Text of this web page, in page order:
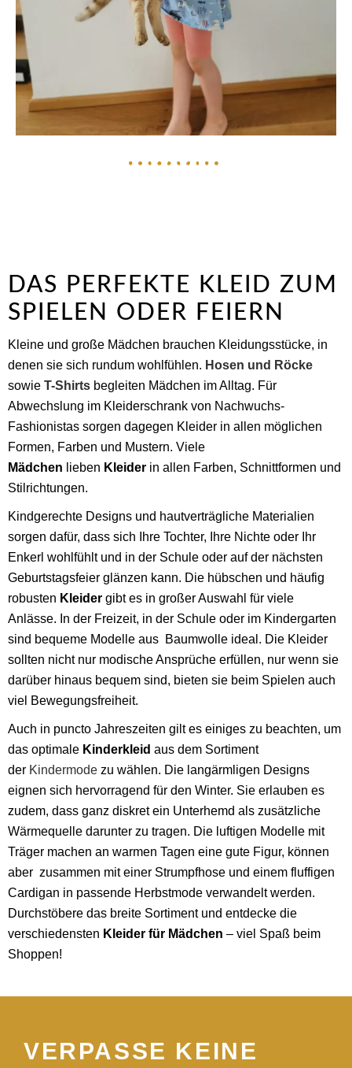
DAS PERFEKTE KLEID ZUM
SPIELEN ODER FEIERN
Kleine und große Mädchen brauchen Kleidungsstücke, in
denen sie sich rundum wohlfühlen. Hosen und Röcke
sowie T-Shirts begleiten Mädchen im Alltag. Für
Abwechslung im Kleiderschrank von Nachwuchs-
Fashionistas sorgen dagegen Kleider in allen möglichen
Formen, Farben und Mustern. Viele
Mädchen lieben Kleider in allen Farben, Schnittformen und
Stilrichtungen.
Kindgerechte Designs und hautverträgliche Materialien
sorgen dafür, dass sich Ihre Tochter, Ihre Nichte oder Ihr
Enkerl wohlfühlt und in der Schule oder auf der nächsten
Geburtstagsfeier glänzen kann. Die hübschen und häufig
robusten Kleider gibt es in großer Auswahl für viele
Anlässe. In der Freizeit, in der Schule oder im Kindergarten
sind bequeme Modelle aus Baumwolle ideal. Die Kleider
sollten nicht nur modische Ansprüche erfüllen, nur wenn sie
darüber hinaus bequem sind, bieten sie beim Spielen auch
viel Bewegungsfreiheit.
Auch in puncto Jahreszeiten gilt es einiges zu beachten, um
das optimale Kinderkleid aus dem Sortiment
der Kindermode zu wählen. Die langärmligen Designs
eignen sich hervorragend für den Winter. Sie erlauben es
zudem, dass ganz diskret ein Unterhemd als zusätzliche
Wärmequelle darunter zu tragen. Die luftigen Modelle mit
Träger machen an warmen Tagen eine gute Figur, können
aber zusammen mit einer Strumpfhose und einem fluffigen
Cardigan in passende Herbstmode verwandelt werden.
Durchstöbere das breite Sortiment und entdecke die
verschiedensten Kleider für Mädchen – viel Spaß beim
Shoppen!
VERPASSE KEINE